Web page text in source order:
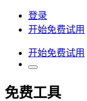
登录
开始免费试用
开始免费试用
免费工具